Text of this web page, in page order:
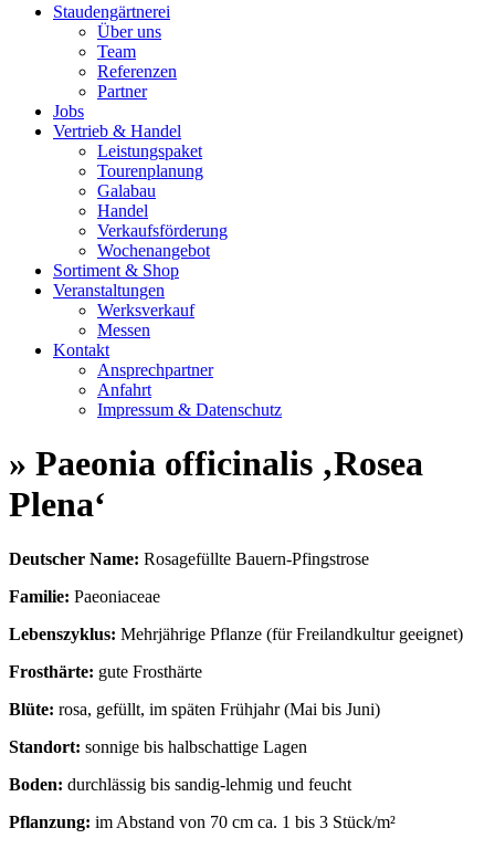
Staudengärtnerei
Über uns
Team
Referenzen
Partner
Jobs
Vertrieb & Handel
Leistungspaket
Tourenplanung
Galabau
Handel
Verkaufsförderung
Wochenangebot
Sortiment & Shop
Veranstaltungen
Werksverkauf
Messen
Kontakt
Ansprechpartner
Anfahrt
Impressum & Datenschutz
» Paeonia officinalis ‚Rosea
Plena‘
Deutscher Name: Rosagefüllte Bauern-Pfingstrose
Familie: Paeoniaceae
Lebenszyklus: Mehrjährige Pflanze (für Freilandkultur geeignet)
Frosthärte: gute Frosthärte
Blüte: rosa, gefüllt, im späten Frühjahr (Mai bis Juni)
Standort: sonnige bis halbschattige Lagen
Boden: durchlässig bis sandig-lehmig und feucht
Pflanzung: im Abstand von 70 cm ca. 1 bis 3 Stück/m²